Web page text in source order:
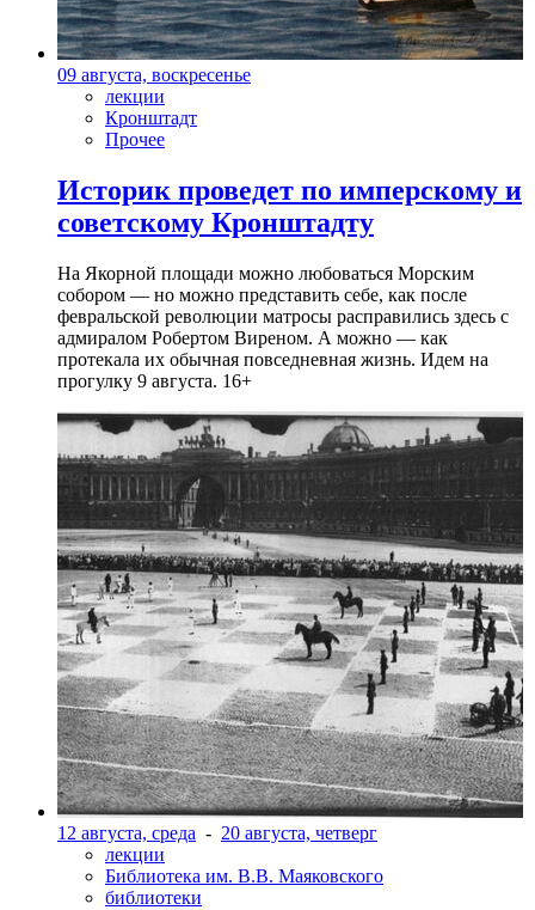
09 августа, воскресенье
лекции
Кронштадт
Прочее
Историк проведет по имперскому и
советскому Кронштадту
На Якорной площади можно любоваться Морским
собором — но можно представить себе, как после
февральской революции матросы расправились здесь с
адмиралом Робертом Виреном. А можно — как
протекала их обычная повседневная жизнь. Идем на
прогулку 9 августа. 16+
12 августа, среда - 20 августа, четверг
лекции
Библиотека им. В.В. Маяковского
библиотеки